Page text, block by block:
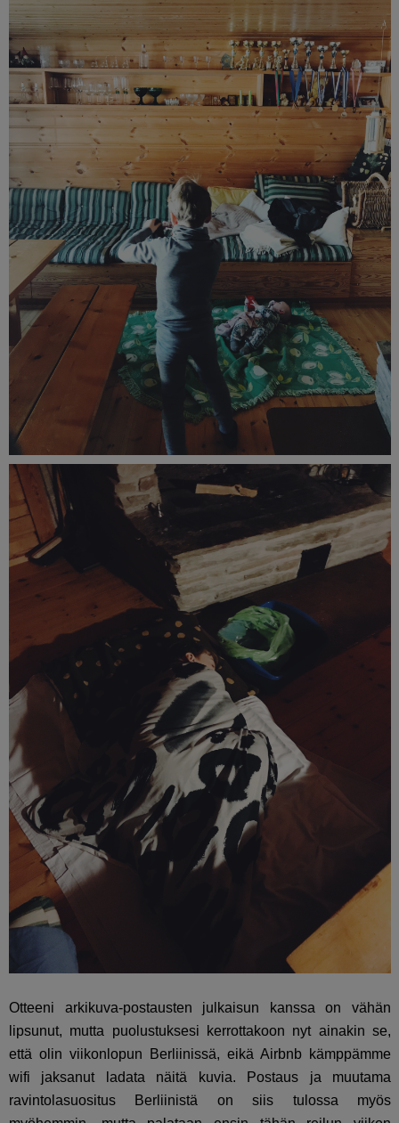
Otteeni arkikuva-postausten julkaisun kanssa on vähän
lipsunut, mutta puolustuksesi kerrottakoon nyt ainakin se,
että olin viikonlopun Berliinissä, eikä Airbnb kämppämme
wifi jaksanut ladata näitä kuvia. Postaus ja muutama
ravintolasuositus Berliinistä on siis tulossa myös